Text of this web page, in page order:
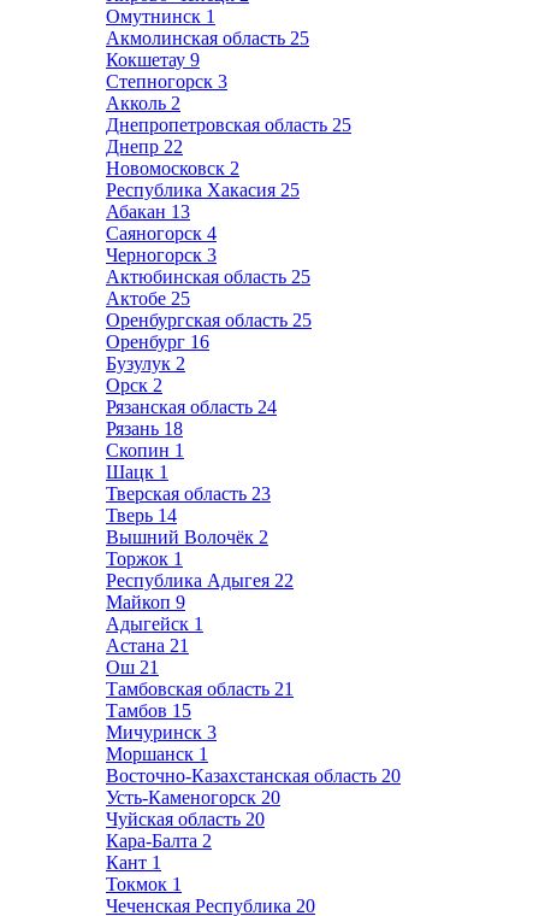
Омутнинск 1
Акмолинская область 25
Кокшетау 9
Степногорск 3
Акколь 2
Днепропетровская область 25
Днепр 22
Новомосковск 2
Республика Хакасия 25
Абакан 13
Саяногорск 4
Черногорск 3
Актюбинская область 25
Актобе 25
Оренбургская область 25
Оренбург 16
Бузулук 2
Орск 2
Рязанская область 24
Рязань 18
Скопин 1
Шацк 1
Тверская область 23
Тверь 14
Вышний Волочёк 2
Торжок 1
Республика Адыгея 22
Майкоп 9
Адыгейск 1
Астана 21
Ош 21
Тамбовская область 21
Тамбов 15
Мичуринск 3
Моршанск 1
Восточно-Казахстанская область 20
Усть-Каменогорск 20
Чуйская область 20
Кара-Балта 2
Кант 1
Токмок 1
Чеченская Республика 20